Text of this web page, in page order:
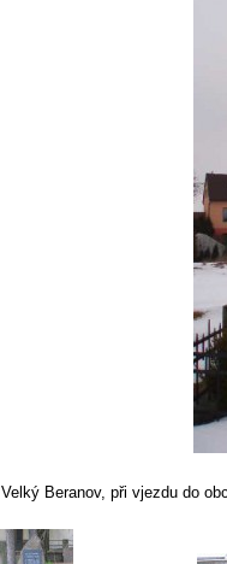
Velký Beranov, při vjezdu do